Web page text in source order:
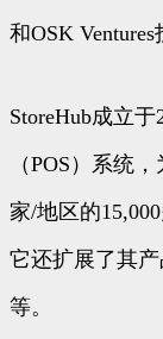
和OSK
StoreHub成立
（POS）系统
家/地区的
它还扩展了其
等。